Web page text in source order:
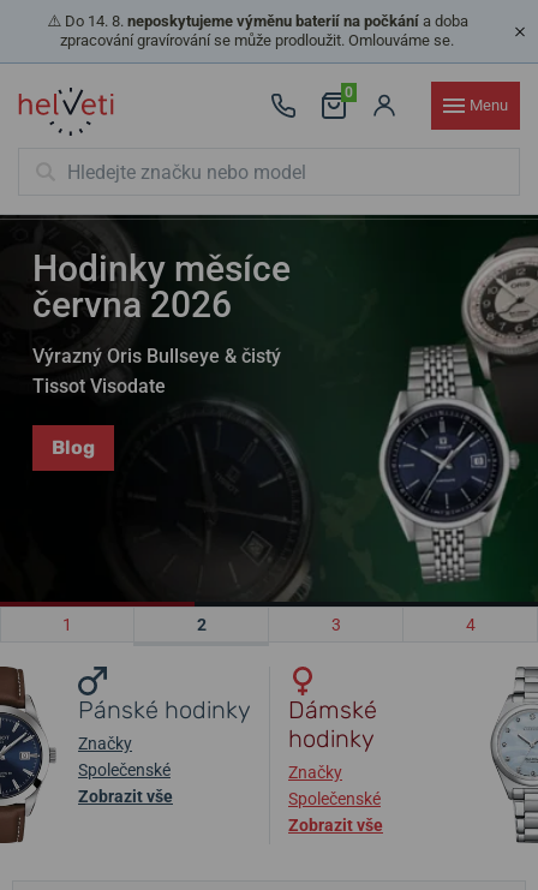
⚠️ Do 14. 8. neposkytujeme výměnu baterií na počkánía doba
zpracování gravírování se může prodloužit. Omlouváme se.
0
Menu
Hodinky měsíce
června 2026
Výrazný Oris Bullseye & čistý
Tissot Visodate
Blog
Pánské hodinky
Značky
Společenské
Zobrazit vše
Dámské
hodinky
Značky
Společenské
Zobrazit vše